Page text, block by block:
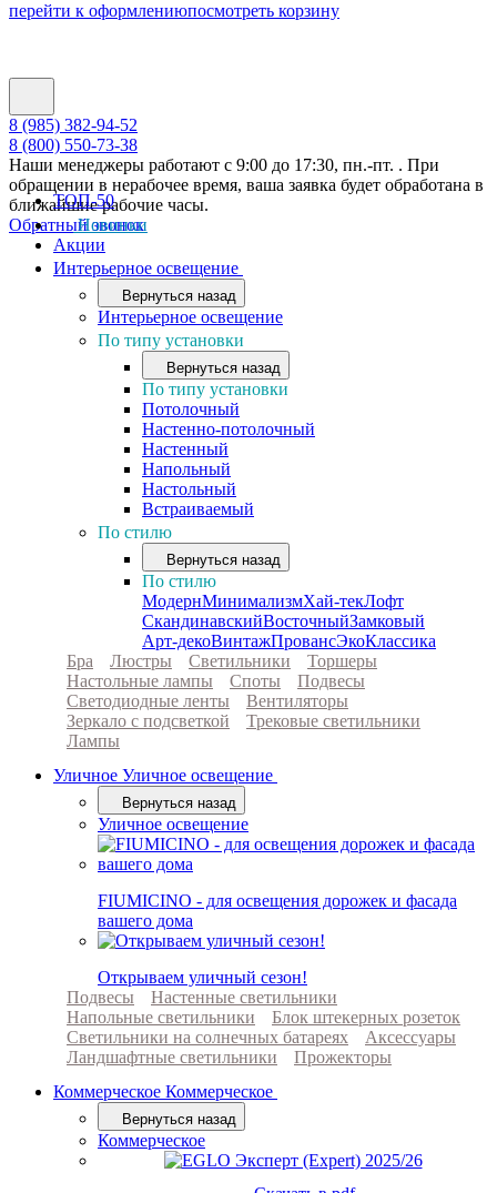
перейти к оформлениюпосмотреть корзину
8 (985) 382-94-52
8 (800) 550-73-38
Наши менеджеры работают с 9:00 до 17:30, пн.-пт. . При
обращении в нерабочее время, ваша заявка будет обработана в
ближайшие рабочие часы.
Обратный звонок
ТОП-50
Новинки
Акции
Интерьерное освещение
Вернуться назад
Интерьерное освещение
По типу установки
Вернуться назад
По типу установки
Потолочный
Настенно-потолочный
Настенный
Напольный
Настольный
Встраиваемый
По стилю
Вернуться назад
По стилю
МодернМинимализмХай-текЛофт
СкандинавскийВосточныйЗамковый
Арт-декоВинтажПровансЭкоКлассика
Бра
Люстры Светильники
Торшеры
Настольные лампы
Споты
Подвесы
Светодиодные ленты
Вентиляторы
Зеркало с подсветкой
Трековые светильники
Лампы
Уличное Уличное освещение
Вернуться назад
Уличное освещение
FIUMICINO - для освещения дорожек и фасада
вашего дома
Открываем уличный сезон!
Подвесы
Настенные светильники
Напольные светильники
Блок штекерных розеток
Светильники на солнечных батареях
Аксессуары
Ландшафтные светильники
Прожекторы
Коммерческое Коммерческое
Вернуться назад
Коммерческое